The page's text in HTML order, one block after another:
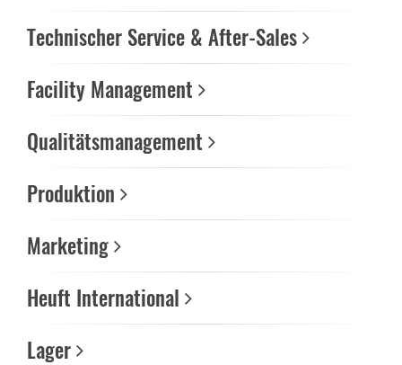
Technischer Service & After-Sales
Facility Management
Qualitätsmanagement
Produktion
Marketing
Heuft International
Lager